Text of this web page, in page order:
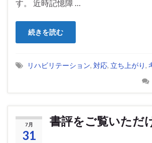
す。 近時記憶障 …
続きを読む
リハビリテーション, 対応, 立ち上がり,
7月
31
書評をご覧いただ